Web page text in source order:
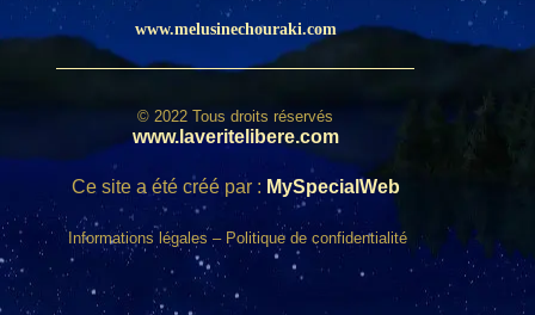
www.melusinechouraki.com
© 2022 Tous droits réservés
www.laveritelibere.com
Ce site a été créé par : MySpecialWeb
Informations légales– Politique de confidentialité